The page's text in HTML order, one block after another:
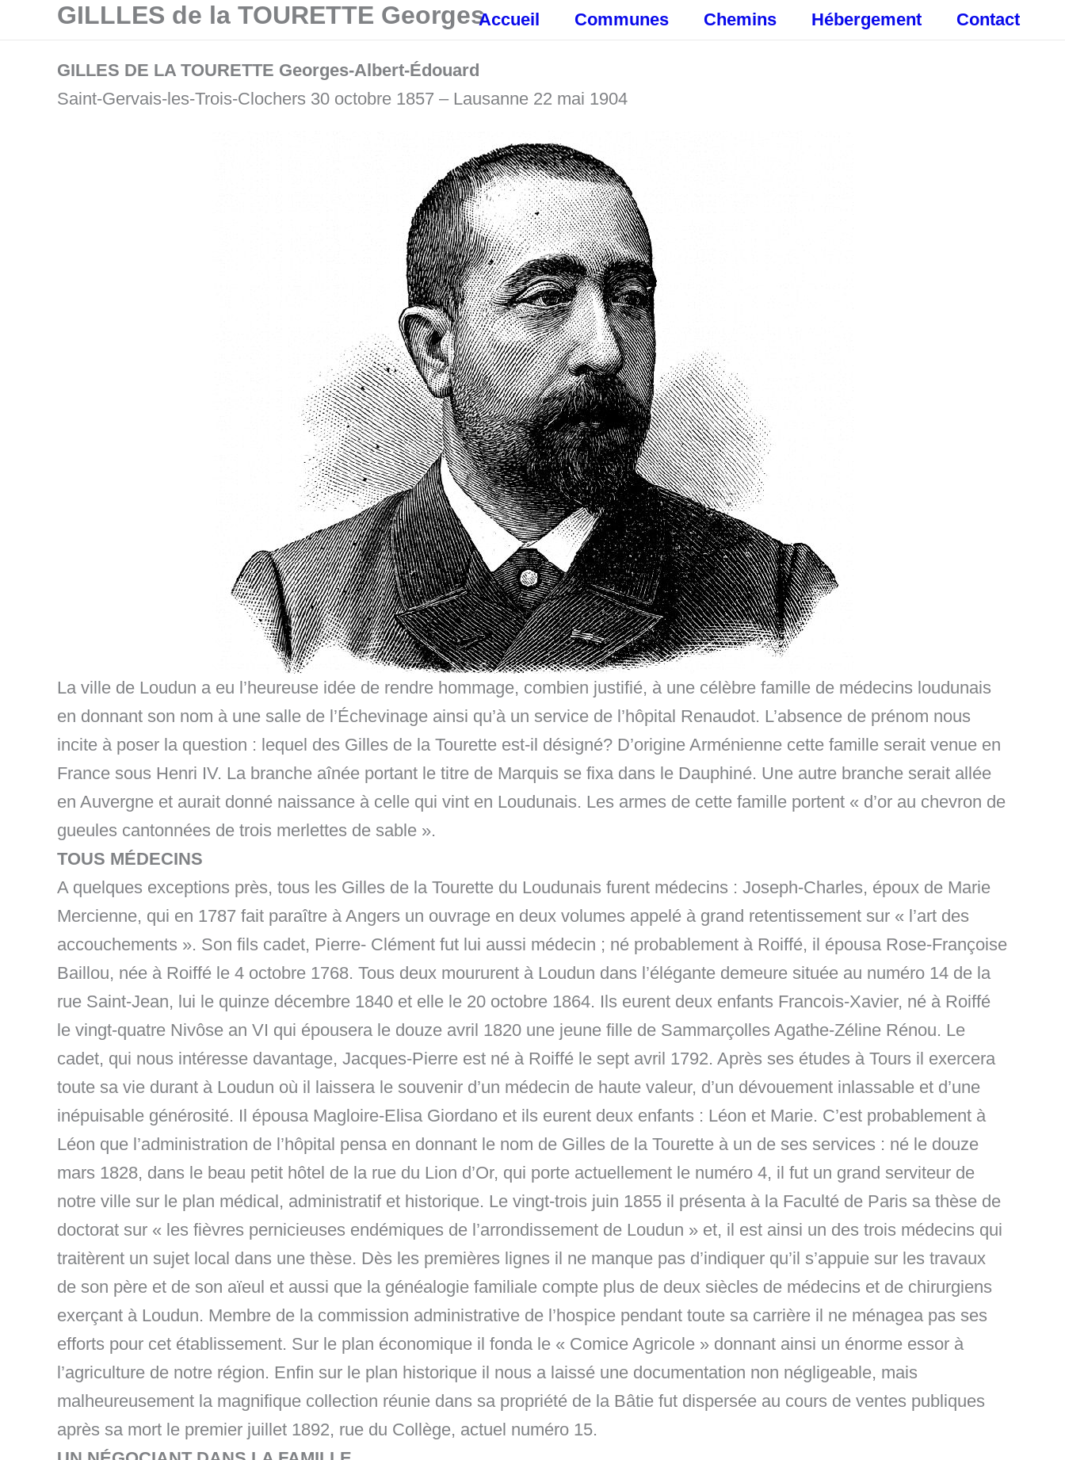
contenu
Accueil Communes Chemins Hébergement Contact
GILLLES de la TOURETTE Georges
GILLES DE LA TOURETTE Georges-Albert-Édouard
Saint-Gervais-les-Trois-Clochers 30 octobre 1857 – Lausanne 22 mai 1904
La ville de Loudun a eu l’heureuse idée de rendre hommage, combien justifié, à une célèbre famille de médecins loudunais
en donnant son nom à une salle de l’Échevinage ainsi qu’à un service de l’hôpital Renaudot. L’absence de prénom nous
incite à poser la question : lequel des Gilles de la Tourette est-il désigné? D’origine Arménienne cette famille serait venue en
France sous Henri IV. La branche aînée portant le titre de Marquis se fixa dans le Dauphiné. Une autre branche serait allée
en Auvergne et aurait donné naissance à celle qui vint en Loudunais. Les armes de cette famille portent « d’or au chevron de
gueules cantonnées de trois merlettes de sable ».
TOUS MÉDECINS
A quelques exceptions près, tous les Gilles de la Tourette du Loudunais furent médecins : Joseph-Charles, époux de Marie
Mercienne, qui en 1787 fait paraître à Angers un ouvrage en deux volumes appelé à grand retentissement sur « l’art des
accouchements ». Son fils cadet, Pierre- Clément fut lui aussi médecin ; né probablement à Roiffé, il épousa Rose-Françoise
Baillou, née à Roiffé le 4 octobre 1768. Tous deux moururent à Loudun dans l’élégante demeure située au numéro 14 de la
rue Saint-Jean, lui le quinze décembre 1840 et elle le 20 octobre 1864. Ils eurent deux enfants Francois-Xavier, né à Roiffé
le vingt-quatre Nivôse an VI qui épousera le douze avril 1820 une jeune fille de Sammarçolles Agathe-Zéline Rénou. Le
cadet, qui nous intéresse davantage, Jacques-Pierre est né à Roiffé le sept avril 1792. Après ses études à Tours il exercera
toute sa vie durant à Loudun où il laissera le souvenir d’un médecin de haute valeur, d’un dévouement inlassable et d’une
inépuisable générosité. Il épousa Magloire-Elisa Giordano et ils eurent deux enfants : Léon et Marie. C’est probablement à
Léon que l’administration de l’hôpital pensa en donnant le nom de Gilles de la Tourette à un de ses services : né le douze
mars 1828, dans le beau petit hôtel de la rue du Lion d’Or, qui porte actuellement le numéro 4, il fut un grand serviteur de
notre ville sur le plan médical, administratif et historique. Le vingt-trois juin 1855 il présenta à la Faculté de Paris sa thèse de
doctorat sur « les fièvres pernicieuses endémiques de l’arrondissement de Loudun » et, il est ainsi un des trois médecins qui
traitèrent un sujet local dans une thèse. Dès les premières lignes il ne manque pas d’indiquer qu’il s’appuie sur les travaux
de son père et de son aïeul et aussi que la généalogie familiale compte plus de deux siècles de médecins et de chirurgiens
exerçant à Loudun. Membre de la commission administrative de l’hospice pendant toute sa carrière il ne ménagea pas ses
efforts pour cet établissement. Sur le plan économique il fonda le « Comice Agricole » donnant ainsi un énorme essor à
l’agriculture de notre région. Enfin sur le plan historique il nous a laissé une documentation non négligeable, mais
malheureusement la magnifique collection réunie dans sa propriété de la Bâtie fut dispersée au cours de ventes publiques
après sa mort le premier juillet 1892, rue du Collège, actuel numéro 15.